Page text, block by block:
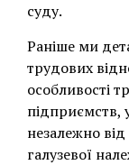
суду.
Раніше ми
трудових
особливості
підприємств,
незалежно
галузевої